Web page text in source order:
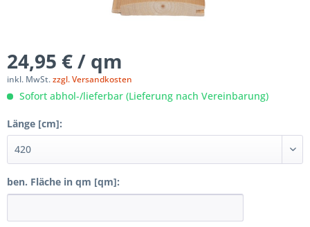
24,95 € / qm
inkl. MwSt.zzgl. Versandkosten
Sofort abhol-/lieferbar (Lieferung nach Vereinbarung)
Länge [cm]:
ben. Fläche in qm [qm]: